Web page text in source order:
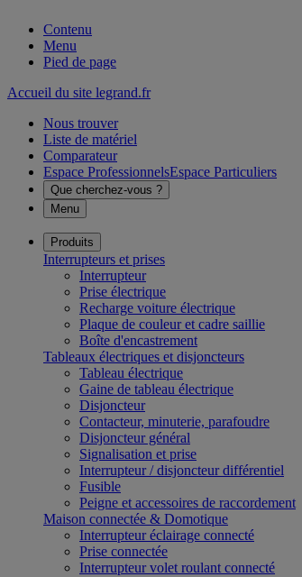
Contenu
Menu
Pied de page
Accueil du site legrand.fr
Nous trouver
Liste de matériel
Comparateur
Espace ProfessionnelsEspace Particuliers
Que cherchez-vous ?
Menu
Produits
Interrupteurs et prises
Interrupteur
Prise électrique
Recharge voiture électrique
Plaque de couleur et cadre saillie
Boîte d'encastrement
Tableaux électriques et disjoncteurs
Tableau électrique
Gaine de tableau électrique
Disjoncteur
Contacteur, minuterie, parafoudre
Disjoncteur général
Signalisation et prise
Interrupteur / disjoncteur différentiel
Fusible
Peigne et accessoires de raccordement
Maison connectée & Domotique
Interrupteur éclairage connecté
Prise connectée
Interrupteur volet roulant connecté